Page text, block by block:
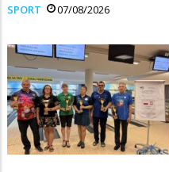
SPORT 07/08/2026